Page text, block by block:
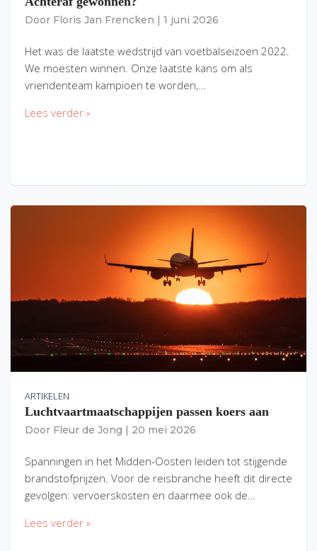
Door Floris Jan Frencken 1 juni 2026
Het was de laatste wedstrijd van voetbalseizoen 2022.
We moesten winnen. Onze laatste kans om als
vriendenteam kampioen te worden,…
Lees verder »
ARTIKELEN
Luchtvaartmaatschappijen passen koers aan
Door Fleur de Jong 20 mei 2026
Spanningen in het Midden-Oosten leiden tot stijgende
brandstofprijzen. Voor de reisbranche heeft dit directe
gevolgen: vervoerskosten en daarmee ook de…
Lees verder »